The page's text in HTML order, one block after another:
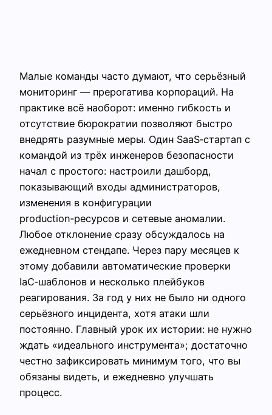
Малые команды часто думают, что серьёзный
мониторинг — прерогатива корпораций. На
практике всё наоборот: именно гибкость и
отсутствие бюрократии позволяют быстро
внедрять разумные меры. Один SaaS‑стартап с
командой из трёх инженеров безопасности
начал с простого: настроили дашборд,
показывающий входы администраторов,
изменения в конфигурации
production‑ресурсов и сетевые аномалии.
Любое отклонение сразу обсуждалось на
ежедневном стендапе. Через пару месяцев к
этому добавили автоматические проверки
IaC‑шаблонов и несколько плейбуков
реагирования. За год у них не было ни одного
серьёзного инцидента, хотя атаки шли
постоянно. Главный урок их истории: не нужно
ждать «идеального инструмента»; достаточно
честно зафиксировать минимум того, что вы
обязаны видеть, и ежедневно улучшать
процесс.